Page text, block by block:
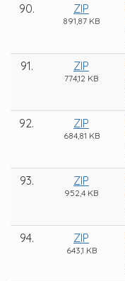
90. ZIP
891,87 KB
91. ZIP
774,12 KB
92. ZIP
684,81 KB
93. ZIP
952,4 KB
94. ZIP
643,1 KB